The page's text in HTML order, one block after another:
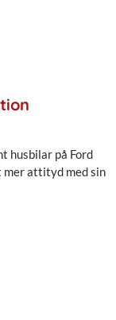
husbilar på Ford
mer attityd med sin